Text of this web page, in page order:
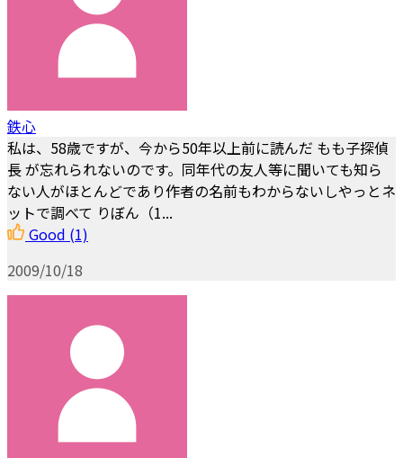
鉄心
私は、58歳ですが、今から50年以上前に読んだ もも子探偵
長 が忘れられないのです。同年代の友人等に聞いても知ら
ない人がほとんどであり作者の名前もわからないしやっとネ
ットで調べて りぼん（1...
Good (1)
2009/10/18